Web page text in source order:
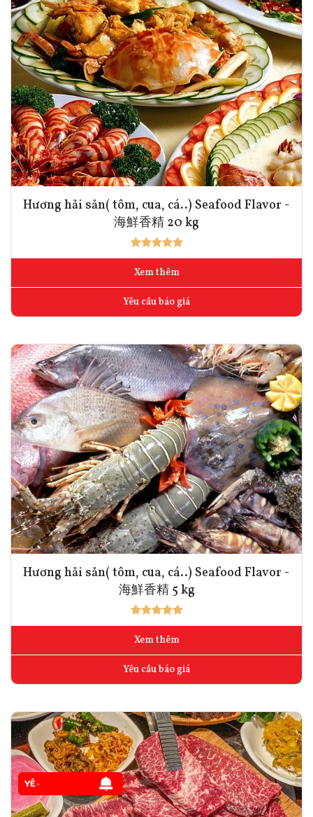
Hương hải sản( tôm, cua, cá..) Seafood Flavor -
海鮮香精 20 kg
Xem thêm
Yêu cầu báo giá
Hương hải sản( tôm, cua, cá..) Seafood Flavor -
海鮮香精 5 kg
Xem thêm
Yêu cầu báo giá